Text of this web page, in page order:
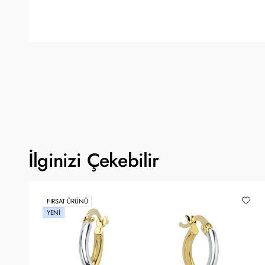
İlginizi Çekebilir
FIRSAT ÜRÜNÜ
YENI